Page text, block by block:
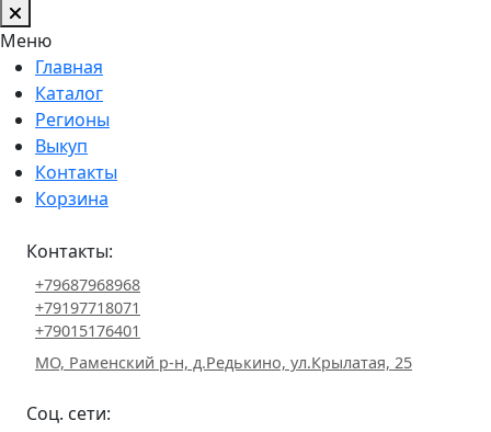
Меню
Главная
Каталог
Регионы
Выкуп
Контакты
Корзина
Контакты:
+79687968968
+79197718071
+79015176401
МО, Раменский р-н, д.Редькино, ул.Крылатая, 25
Соц. сети: